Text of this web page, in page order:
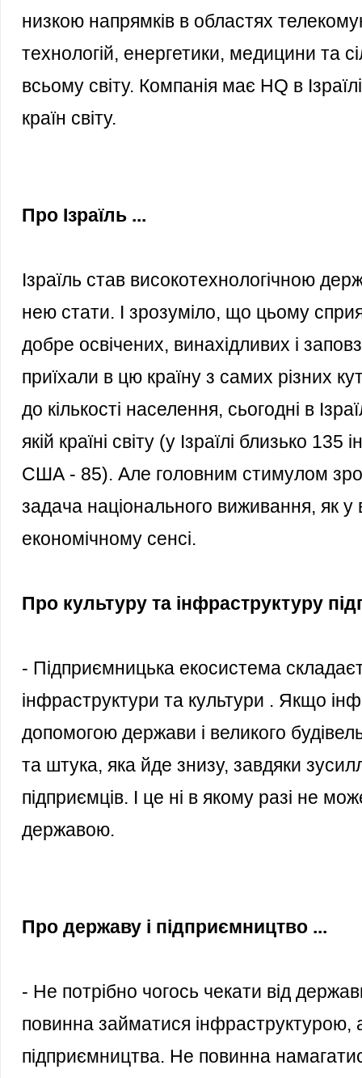
низкою напрямків в областях
технологій, енергетики, медицини та
всьому світу. Компанія має HQ в
країн світу.
Про Ізраїль ...
Ізраїль став високотехнологічною
нею стати. І зрозуміло, що цьому
добре освічених, винахідливих і
приїхали в цю країну з самих різних
до кількості населення, сьогодні в
якій країні світу (у Ізраїлі близько
США - 85). Але головним стимулом
задача національного виживання, як у
економічному сенсі.
Про культуру та інфраструктуру
- Підприємницька екосистема
інфраструктури та культури . Якщо
допомогою держави і великого
та штука, яка йде знизу, завдяки
підприємців. І це ні в якому разі не
державою.
Про державу і підприємництво ...
- Не потрібно чогось чекати від
повинна займатися інфраструктурою,
підприємництва. Не повинна